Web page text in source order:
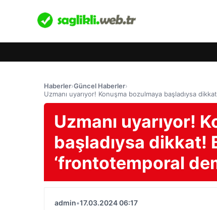
Haberler›Güncel Haberler›
Uzmanı uyarıyor! Konuşma bozulmaya başladıysa
Uzmanı uyarıyor!
başladıysa dikkat!
‘frontotemporal
admin•17.03.2024 06:17